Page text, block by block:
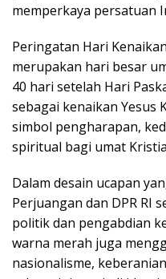
memperkaya persatuan
Peringatan Hari
merupakan hari besar
40 hari setelah Hari
sebagai kenaikan Yesus
simbol pengharapan,
spiritual bagi umat
Dalam desain ucapan
Perjuangan dan DPR RI
politik dan pengabdian
warna merah juga
nasionalisme,